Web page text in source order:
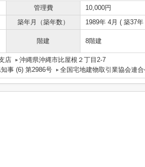
管理費
10,000円
築年月（築年数） 1989年 4月 ( 築37年
階建 8階建
店
沖縄県沖縄市比屋根２丁目2-7
事 (6) 第2986号 全国宅地建物取引業協会連合